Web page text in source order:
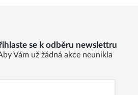
se k odběru newslettru
Vám už žádná akce neunikla